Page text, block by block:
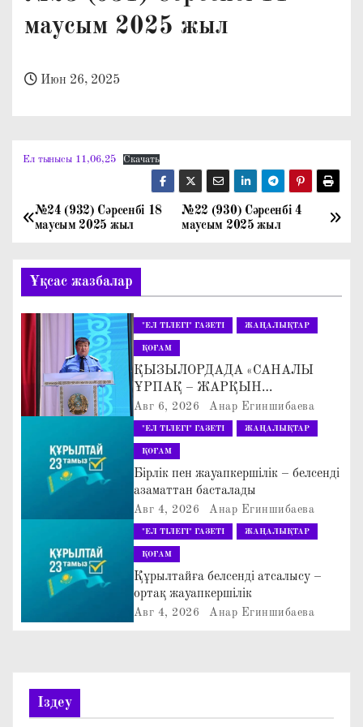
маусым 2025 жыл
Июн 26, 2025
Ел тынысы 11,06,25 Скачать
Н
в
и
г
а
ц
п
а
и
№22 (930) Сәрсенбі 4
маусым 2025 жыл
№24 (932) Сәрсенбі 18
маусым 2025 жыл
Ұқсас жазбалар
"ЕЛ ТІЛЕГІ" ГАЗЕТІ ЖАҢАЛЫҚТАР
ҚОҒАМ
ҚЫЗЫЛОРДАДА «САНАЛЫ
ҰРПАҚ – ЖАРҚЫН
БОЛАШАҚ» АТТЫ
КЕҢЕЙТІЛГЕН МӘЖІЛІС ӨТТІ
Авг 6, 2026 Анар Егиншибаева
"ЕЛ ТІЛЕГІ" ГАЗЕТІ ЖАҢАЛЫҚТАР
ҚОҒАМ
Бірлік пен жауапкершілік – белсенді
азаматтан басталады
Авг 4, 2026 Анар Егиншибаева
"ЕЛ ТІЛЕГІ" ГАЗЕТІ ЖАҢАЛЫҚТАР
ҚОҒАМ
Құрылтайға белсенді атсалысу –
ортақ жауапкершілік
Авг 4, 2026 Анар Егиншибаева
Іздеу